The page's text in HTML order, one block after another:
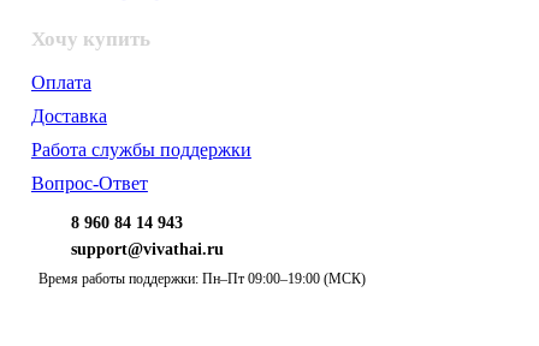
Хочу купить
Оплата
Доставка
Работа службы поддержки
Вопрос-Ответ
8 960 84 14 943
support@vivathai.ru
Время работы поддержки: Пн–Пт 09:00–19:00 (МСК)